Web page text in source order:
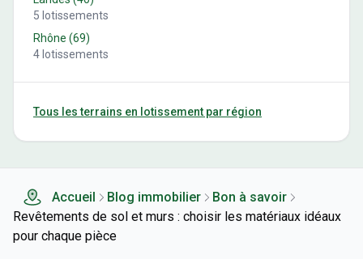
5 lotissements
Rhône (69)
4 lotissements
Tous les terrains en lotissement par région
Accueil Blog immobilier
Bon à savoir
Revêtements de sol et murs : choisir les matériaux idéaux
pour chaque pièce